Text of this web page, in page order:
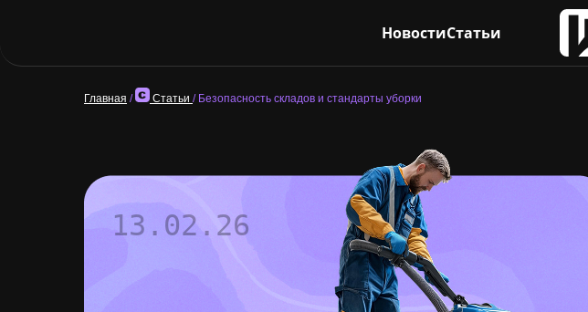
НовостиСтатьи
Главная / Статьи / Безопасность складов и стандарты уборки
13.02.26